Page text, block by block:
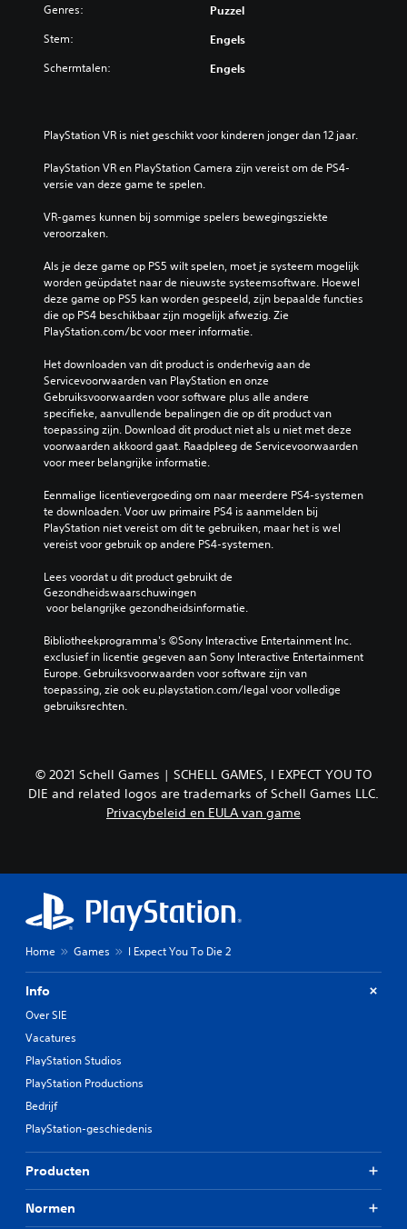
Genres: Puzzel
Stem: Engels
Schermtalen: Engels
PlayStation VR is niet geschikt voor kinderen jonger dan 12 jaar.
PlayStation VR en PlayStation Camera zijn vereist om de PS4-
versie van deze game te spelen.
VR-games kunnen bij sommige spelers bewegingsziekte
veroorzaken.
Als je deze game op PS5 wilt spelen, moet je systeem mogelijk
worden geüpdatet naar de nieuwste systeemsoftware. Hoewel
deze game op PS5 kan worden gespeeld, zijn bepaalde functies
die op PS4 beschikbaar zijn mogelijk afwezig. Zie
PlayStation.com/bc voor meer informatie.
Het downloaden van dit product is onderhevig aan de
Servicevoorwaarden van PlayStation en onze
Gebruiksvoorwaarden voor software plus alle andere
specifieke, aanvullende bepalingen die op dit product van
toepassing zijn. Download dit product niet als u niet met deze
voorwaarden akkoord gaat. Raadpleeg de Servicevoorwaarden
voor meer belangrijke informatie.
Eenmalige licentievergoeding om naar meerdere PS4-systemen
te downloaden. Voor uw primaire PS4 is aanmelden bij
PlayStation niet vereist om dit te gebruiken, maar het is wel
vereist voor gebruik op andere PS4-systemen.
Lees voordat u dit product gebruikt de
Gezondheidswaarschuwingen
voor belangrijke gezondheidsinformatie.
Bibliotheekprogramma's ©Sony Interactive Entertainment Inc.
exclusief in licentie gegeven aan Sony Interactive Entertainment
Europe. Gebruiksvoorwaarden voor software zijn van
toepassing, zie ook eu.playstation.com/legal voor volledige
gebruiksrechten.
© 2021 Schell Games | SCHELL GAMES, I EXPECT YOU TO
DIE and related logos are trademarks of Schell Games LLC.
Privacybeleid en EULA van game
Home Games I Expect You To Die 2
Info
Over SIE
Vacatures
PlayStation Studios
PlayStation Productions
Bedrijf
PlayStation-geschiedenis
Producten
Normen